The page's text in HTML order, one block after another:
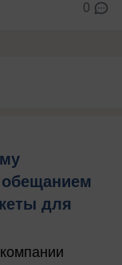
0
обещанием
для